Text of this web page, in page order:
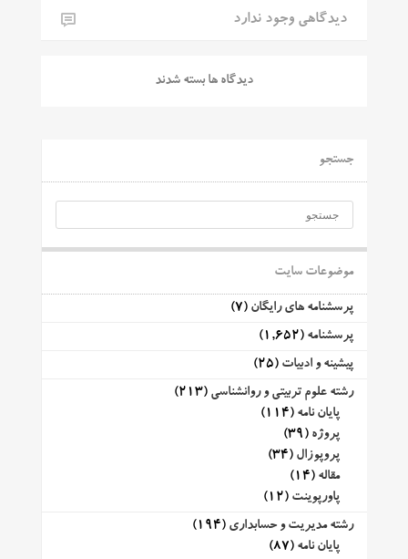
دیدگاهی وجود ندارد
دیدگاه ها بسته شدند
جستجو
موضوعات سایت
پرسشنامه های رایگان (7)
پرسشنامه (1,652)
پیشینه و ادبیات (25)
رشته علوم تربیتی و روانشناسی (213)
پایان نامه (114)
پروژه (39)
پروپوزال (34)
مقاله (14)
پاورپوینت (12)
رشته مدیریت و حسابداری (194)
پایان نامه (87)